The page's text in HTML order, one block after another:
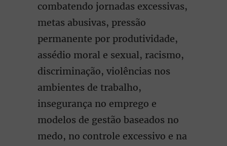
combatendo jornadas excessivas,
metas abusivas, pressão
permanente por produtividade,
assédio moral e sexual, racismo,
discriminação, violências nos
ambientes de trabalho,
insegurança no emprego e
modelos de gestão baseados no
medo, no controle excessivo e na